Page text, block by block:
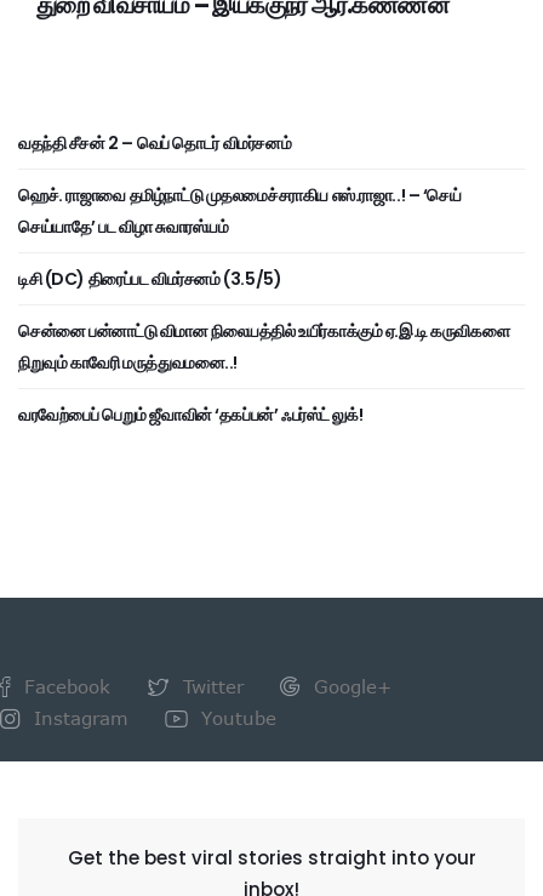
வதந்தி சீசன் 2 – வெப் தொடர் விமர்சனம்
ஹெச். ராஜாவை தமிழ்நாட்டு முதலமைச்சராகிய எஸ்.ராஜா..! – ‘செய்
செய்யாதே’ பட விழா சுவாரஸ்யம்
டிசி (DC) திரைப்பட விமர்சனம் (3.5/5)
சென்னை பன்னாட்டு விமான நிலையத்தில் உயிர்காக்கும் ஏ.இ.டி கருவிகளை
நிறுவும் காவேரி மருத்துவமனை..!
வரவேற்பைப் பெறும் ஜீவாவின் ‘தகப்பன்’ ஃபர்ஸ்ட் லுக்!
Facebook Twitter
Google+
Instagram
Youtube
Get the best viral stories straight into your
inbox!